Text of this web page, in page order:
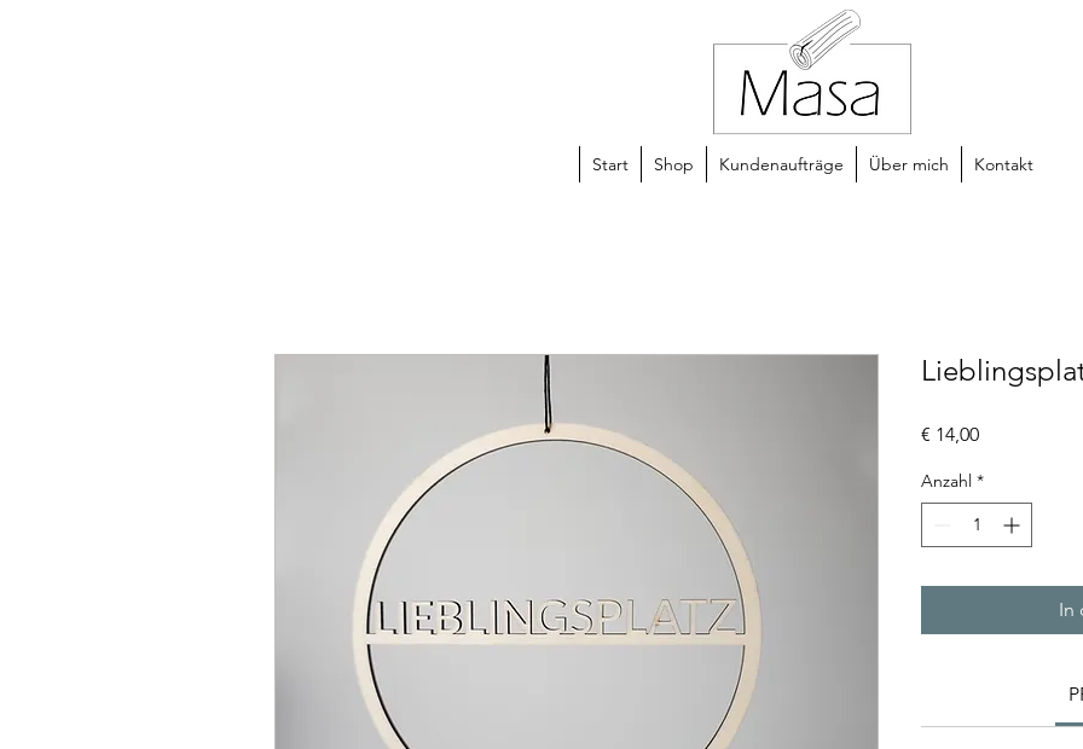
Start Shop Kundenaufträge Über mich Kontakt
€ 14,00Preis
Anzahl *
In